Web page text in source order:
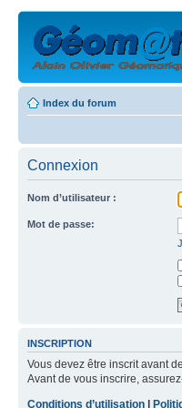
Index du forum
Connexion
Nom d’utilisateur :
Mot de passe:
INSCRIPTION
Vous devez être inscrit avant
Avant de vous inscrire,
Conditions d’utilisation